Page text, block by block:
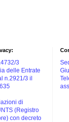
3
delle Entrate
n.2921/3 il
di
(Registro
con decreto